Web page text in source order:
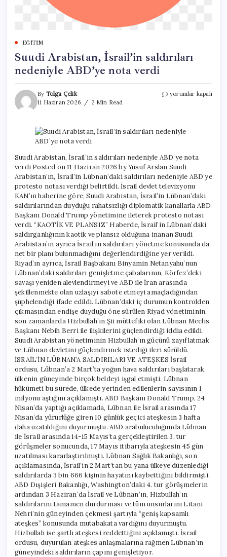
EĞITIM
Suudi Arabistan, İsrail’in saldırıları
nedeniyle ABD’ye nota verdi
By Tolga Çelik
11 Haziran 2026
2 Min Read
Suudi
nedeniyle
ABD’ye
verdi
için
yorumlar kapalı
Suudi Arabistan, İsrail’in saldırıları nedeniyle ABD’ye nota
verdi Posted on 11 Haziran 2026 by Yusuf Arslan Suudi
Arabistan’ın, İsrail’in Lübnan’daki saldırıları nedeniyle ABD’ye
protesto notası verdiği belirtildi. İsrail devlet televizyonu
KAN’ın haberine göre, Suudi Arabistan, İsrail’in Lübnan’daki
saldırılarından duyduğu rahatsızlığı diplomatik kanallarla ABD
Başkanı Donald Trump yönetimine ileterek protesto notası
verdi. “KAOTİK VE PLANSIZ” Haberde, İsrail’in Lübnan’daki
saldırganlığının kaotik ve plansız olduğuna inanan Suudi
Arabistan’ın ayrıca İsrail’in saldırıları yönetme konusunda da
net bir planı bulunmadığını değerlendirdiğine yer verildi.
Riyad’ın ayrıca, İsrail Başbakanı Binyamin Netanyahu’nun
Lübnan’daki saldırıları genişletme çabalarının, Körfez’deki
savaşı yeniden alevlendirmeyi ve ABD ile İran arasında
şekillenmekte olan uzlaşıyı sabote etmeyi amaçladığından
şüphelendiği ifade edildi. Lübnan’daki iç durumun kontrolden
çıkmasından endişe duyduğu öne sürülen Riyad yönetiminin,
son zamanlarda Hizbullah’ın Şii müttefiki olan Lübnan Meclis
Başkanı Nebih Berri ile ilişkilerini güçlendirdiği iddia edildi.
Suudi Arabistan yönetiminin Hizbullah’ın gücünü zayıflatmak
ve Lübnan devletini güçlendirmek istediği ileri sürüldü.
İSRAİL’İN LÜBNAN’A SALDIRILARI VE ATEŞKES İsrail
ordusu, Lübnan’a 2 Mart’ta yoğun hava saldırıları başlatarak,
ülkenin güneyinde birçok beldeyi işgal etmişti. Lübnan
hükümeti bu sürede, ülkede yerinden edilenlerin sayısının 1
milyonu aştığını açıklamıştı. ABD Başkanı Donald Trump, 24
Nisan’da yaptığı açıklamada, Lübnan ile İsrail arasında 17
Nisan’da yürürlüğe giren 10 günlük geçici ateşkesin 3 hafta
daha uzatıldığını duyurmuştu. ABD arabuluculuğunda Lübnan
ile İsrail arasında 14-15 Mayıs’ta gerçekleştirilen 3. tur
görüşmeler sonucunda, 17 Mayıs itibarıyla ateşkesin 45 gün
uzatılması kararlaştırılmıştı. Lübnan Sağlık Bakanlığı, son
açıklamasında, İsrail’in 2 Mart’tan bu yana ülkeye düzenlediği
saldırılarda 3 bin 666 kişinin hayatını kaybettiğini bildirmişti.
ABD Dışişleri Bakanlığı, Washington’daki 4. tur görüşmelerin
ardından 3 Haziran’da İsrail ve Lübnan’ın, Hizbullah’ın
saldırılarını tamamen durdurması ve tüm unsurlarını Litani
Nehri’nin güneyinden çekmesi şartıyla “geniş kapsamlı
ateşkes” konusunda mutabakata vardığını duyurmuştu.
Hizbullah ise şartlı ateşkesi reddettiğini açıklamıştı. İsrail
ordusu, duyurulan ateşkes anlaşmalarına rağmen Lübnan’ın
güneyindeki saldırıların çapını genişletiyor.